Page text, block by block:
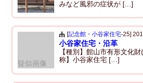
k
みなど風邪の症状が […]
疑似画像
[記念館・小谷家住宅-25]
小谷家住宅・沿革
【種別】館山市有形文化
称】小谷家住宅 […]